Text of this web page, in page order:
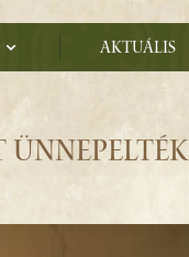
Aktuális